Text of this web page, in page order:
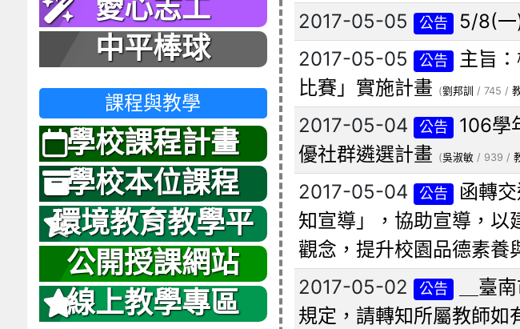
2017-05-05 公告 5/8(一
2017-05-05 公告
主旨
比賽」實施計畫 (劉邦訓 / 745 /
2017-05-04 公告
106學
優社群遴選計畫 (吳淑敏/ 939 /
2017-05-04 公告
函轉
知宣導」，協助宣導，以
觀念，提升校園品德素養
2017-05-02 公告
＿臺
規定，請轉知所屬教師如
愛心志工
中平棒球
課程與教學
學校課程計畫
學校本位課程
環境教育教學平
台
公開授課網站
線上教學專區